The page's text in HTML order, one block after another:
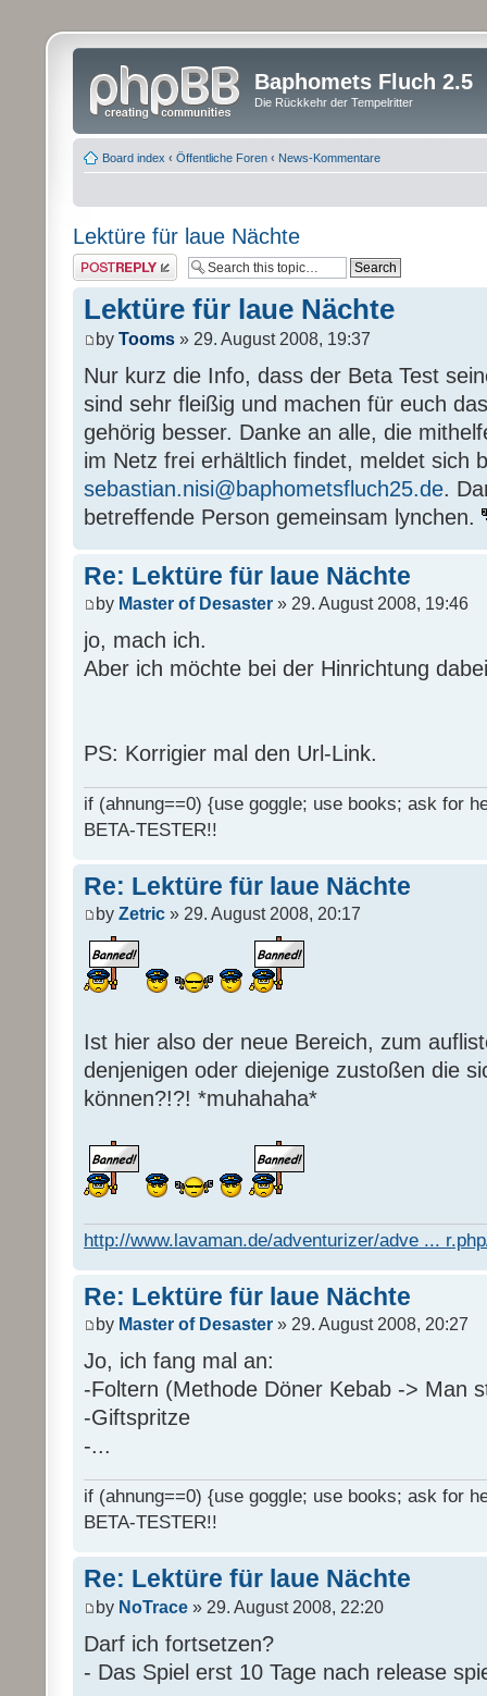
Baphomets Fluch 2.5
Die Rückkehr der Tempelritter
Board index ‹ Öffentliche Foren ‹ News-Kommentare
Lektüre für laue Nächte
Post a reply
Lektüre für laue Nächte
by Tooms » 29. August 2008, 19:37
Nur kurz die Info, dass der Beta Test
sind sehr fleißig und machen für euch
gehörig besser. Danke an alle, die
im Netz frei erhältlich findet, meldet sich
sebastian.nisi@baphometsfluch25.de.
betreffende Person gemeinsam lynchen.
Re: Lektüre für laue Nächte
by Master of Desaster » 29. August 2008, 19:46
jo, mach ich.
Aber ich möchte bei der Hinrichtung
PS: Korrigier mal den Url-Link.
if (ahnung==0) {use goggle; use books; ask for
BETA-TESTER!!
Re: Lektüre für laue Nächte
by Zetric » 29. August 2008, 20:17
Ist hier also der neue Bereich, zum
denjenigen oder diejenige zustoßen die
können?!?! *muhahaha*
http://www.lavaman.de/adventurizer/adve ...
Re: Lektüre für laue Nächte
by Master of Desaster » 29. August 2008, 20:27
Jo, ich fang mal an:
-Foltern (Methode Döner Kebab -> Man
-Giftspritze
-...
if (ahnung==0) {use goggle; use books; ask for
BETA-TESTER!!
Re: Lektüre für laue Nächte
by NoTrace » 29. August 2008, 22:20
Darf ich fortsetzen?
- Das Spiel erst 10 Tage nach release